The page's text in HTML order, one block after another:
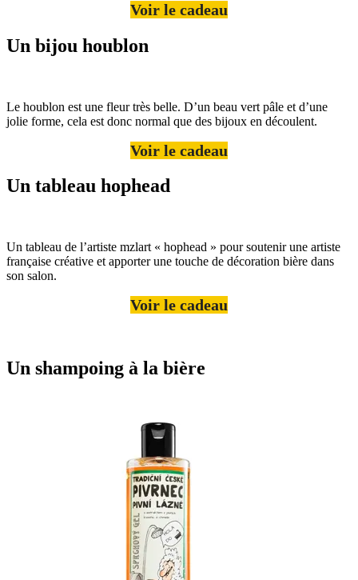
Voir le cadeau
Un bijou houblon
Le houblon est une fleur très belle. D’un beau vert pâle et d’une
jolie forme, cela est donc normal que des bijoux en découlent.
Voir le cadeau
Un tableau hophead
Un tableau de l’artiste mzlart « hophead » pour soutenir une artiste
française créative et apporter une touche de décoration bière dans
son salon.
Voir le cadeau
Un shampoing à la bière